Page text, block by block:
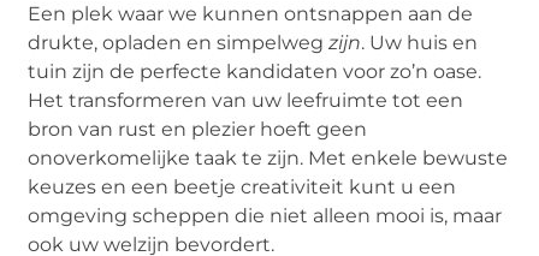
Een plek waar we kunnen ontsnappen aan de
drukte, opladen en simpelwegzijn. Uw huis en
tuin zijn de perfecte kandidaten voor zo’n oase.
Het transformeren van uw leefruimte tot een
bron van rust en plezier hoeft geen
onoverkomelijke taak te zijn. Met enkele bewuste
keuzes en een beetje creativiteit kunt u een
omgeving scheppen die niet alleen mooi is, maar
ook uw welzijn bevordert.